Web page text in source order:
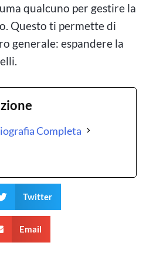
qualcuno per gestire la
Questo ti permette di
generale: espandere la
Completa
Twitter
Email